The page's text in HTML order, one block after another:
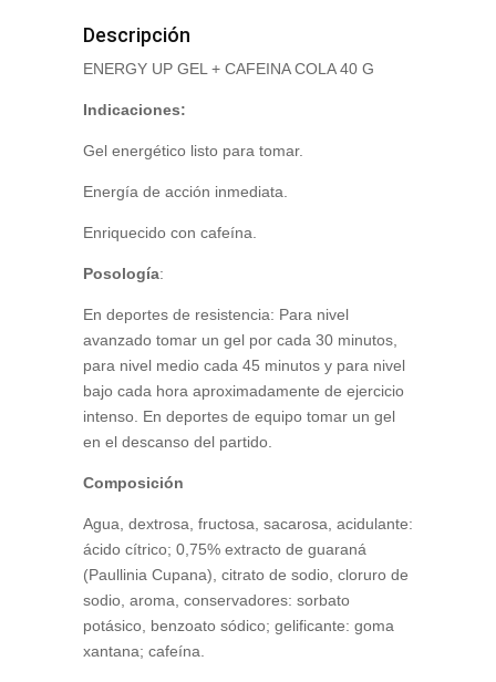
Descripción
ENERGY UP GEL + CAFEINA COLA 40 G
Indicaciones:
Gel energético listo para tomar.
Energía de acción inmediata.
Enriquecido con cafeína.
Posología:
En deportes de resistencia: Para nivel
avanzado tomar un gel por cada 30 minutos,
para nivel medio cada 45 minutos y para nivel
bajo cada hora aproximadamente de ejercicio
intenso. En deportes de equipo tomar un gel
en el descanso del partido.
Composición
Agua, dextrosa, fructosa, sacarosa, acidulante:
ácido cítrico; 0,75% extracto de guaraná
(Paullinia Cupana), citrato de sodio, cloruro de
sodio, aroma, conservadores: sorbato
potásico, benzoato sódico; gelificante: goma
xantana; cafeína.